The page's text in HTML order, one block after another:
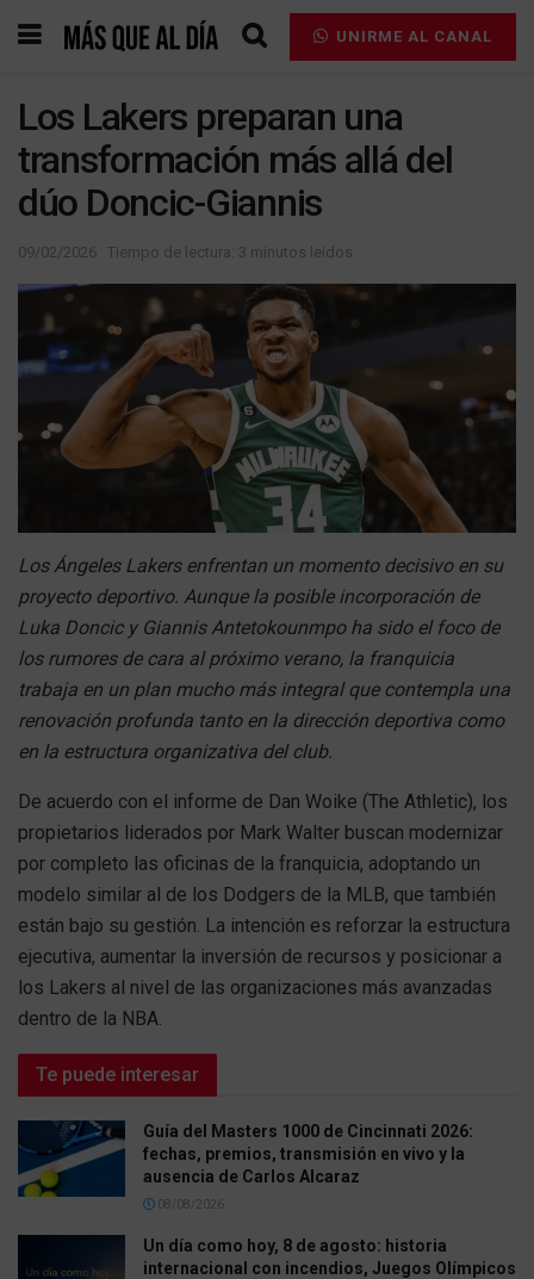
UNIRME AL CANAL
Los Lakers preparan una
transformación más allá del
dúo Doncic-Giannis
09/02/2026 Tiempo de lectura: 3 minutos leidos
Los Ángeles Lakers enfrentan un momento decisivo en su
proyecto deportivo. Aunque la posible incorporación de
Luka Doncic y Giannis Antetokounmpo ha sido el foco de
los rumores de cara al próximo verano, la franquicia
trabaja en un plan mucho más integral que contempla una
renovación profunda tanto en la dirección deportiva como
en la estructura organizativa del club.
De acuerdo con el informe de Dan Woike (The Athletic), los
propietarios liderados por Mark Walter buscan modernizar
por completo las oficinas de la franquicia, adoptando un
modelo similar al de los Dodgers de la MLB, que también
están bajo su gestión. La intención es reforzar la estructura
ejecutiva, aumentar la inversión de recursos y posicionar a
los Lakers al nivel de las organizaciones más avanzadas
dentro de la NBA.
Te puede interesar
Guía del Masters 1000 de Cincinnati 2026:
fechas, premios, transmisión en vivo y la
ausencia de Carlos Alcaraz
08/08/2026
Un día como hoy, 8 de agosto: historia
internacional con incendios, Juegos Olímpicos